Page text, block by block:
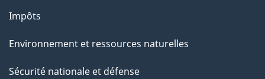
e
Impôts
Environnement et ressources naturelles
Sécurité nationale et défense